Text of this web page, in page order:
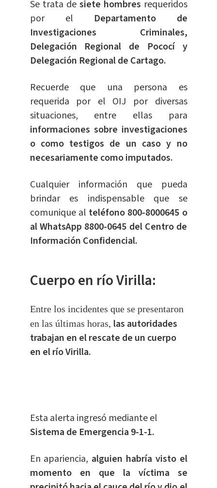
Se trata de siete hombres requeridos
por el Departamento de
Investigaciones Criminales,
Delegación Regional de Pococí y
Delegación Regional de Cartago.
Recuerde que una persona es
requerida por el OIJ por diversas
situaciones, entre ellas para
informaciones sobre investigaciones
o como testigos de un caso y no
necesariamente como imputados.
Cualquier información que pueda
brindar es indispensable que se
comunique al teléfono 800-8000645 o
al WhatsApp 8800-0645 del Centro de
Información Confidencial.
Cuerpo en río Virilla:
Entre los incidentes que se presentaron
en las últimas horas, las autoridades
trabajan en el rescate de un cuerpo
en el río Virilla.
Esta alerta ingresó mediante el
Sistema de Emergencia 9-1-1.
En apariencia, alguien habría visto el
momento en que la víctima se